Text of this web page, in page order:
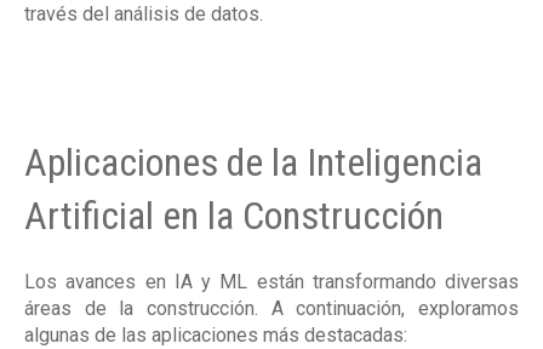
través del análisis de datos.
Aplicaciones de la Inteligencia
Artificial en la Construcción
Los avances en IA y ML están transformando diversas
áreas de la construcción. A continuación, exploramos
algunas de las aplicaciones más destacadas: